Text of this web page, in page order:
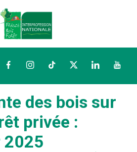
FacebookInstagramTikTokTwitterLinkedIn
des bois sur
privée :